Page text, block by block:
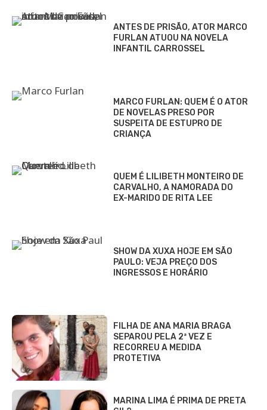
ANTES DE PRISÃO, ATOR MARCO
FURLAN ATUOU NA NOVELA
INFANTIL CARROSSEL
MARCO FURLAN: QUEM É O ATOR
DE NOVELAS PRESO POR
SUSPEITA DE ESTUPRO DE
CRIANÇA
QUEM É LILIBETH MONTEIRO DE
CARVALHO, A NAMORADA DO
EX-MARIDO DE RITA LEE
SHOW DA XUXA HOJE EM SÃO
PAULO: VEJA PREÇO DOS
INGRESSOS E HORÁRIO
FILHA DE ANA MARIA BRAGA
SEPAROU PELA 2ª VEZ E
RECORREU A MEDIDA
PROTETIVA
MARINA LIMA É PRIMA DE PRETA